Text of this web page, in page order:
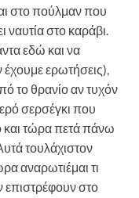
στο πούλμαν που
ναυτία στο καράβι.
εδώ και να
ερωτήσεις),
το θρανίο αν τυχόν
σερσέγκι που
τώρα πετά πάνω
τουλάχιστον
αναρωτιέμαι τι
επιστρέφουν στο